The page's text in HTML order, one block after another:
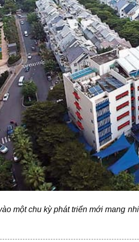
một chu kỳ phát triển mới mang